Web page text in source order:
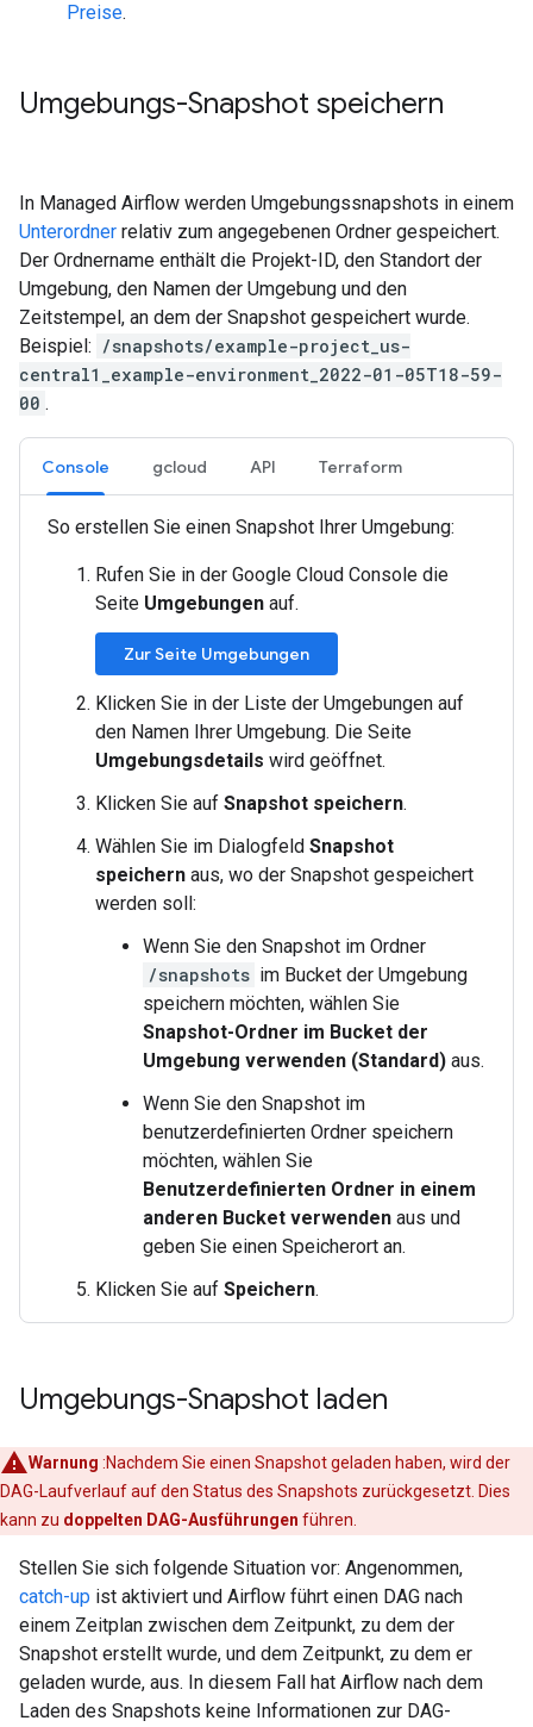
Preise.
Umgebungs-Snapshot speichern
In Managed Airflow werden Umgebungssnapshots in einem
Unterordner relativ zum angegebenen Ordner gespeichert.
Der Ordnername enthält die Projekt-ID, den Standort der
Umgebung, den Namen der Umgebung und den
Zeitstempel, an dem der Snapshot gespeichert wurde.
Beispiel: /snapshots/example-project_us-
central1_example-environment_2022-01-05T18-59-
00 .
Console gcloud API Terraform
So erstellen Sie einen Snapshot Ihrer Umgebung:
Rufen Sie in der Google Cloud Console die
Seite Umgebungen auf.
Zur Seite Umgebungen
Klicken Sie in der Liste der Umgebungen auf
den Namen Ihrer Umgebung. Die Seite
Umgebungsdetails wird geöffnet.
Klicken Sie auf Snapshot speichern.
Wählen Sie im Dialogfeld Snapshot
speichern aus, wo der Snapshot gespeichert
werden soll:
Wenn Sie den Snapshot im Ordner
/snapshots im Bucket der Umgebung
speichern möchten, wählen Sie
Snapshot-Ordner im Bucket der
Umgebung verwenden (Standard) aus.
Wenn Sie den Snapshot im
benutzerdefinierten Ordner speichern
möchten, wählen Sie
Benutzerdefinierten Ordner in einem
anderen Bucket verwenden aus und
geben Sie einen Speicherort an.
Klicken Sie auf Speichern.
Umgebungs-Snapshot laden
Warnung :Nachdem Sie einen Snapshot geladen haben, wird der
DAG-Laufverlauf auf den Status des Snapshots zurückgesetzt. Dies
kann zu doppelten DAG-Ausführungen führen.
Stellen Sie sich folgende Situation vor: Angenommen,
catch-up ist aktiviert und Airflow führt einen DAG nach
einem Zeitplan zwischen dem Zeitpunkt, zu dem der
Snapshot erstellt wurde, und dem Zeitpunkt, zu dem er
geladen wurde, aus. In diesem Fall hat Airflow nach dem
Laden des Snapshots keine Informationen zur DAG-